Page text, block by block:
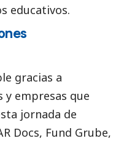
educativos.
gracias a
y empresas que
jornada de
Docs, Fund Grube,